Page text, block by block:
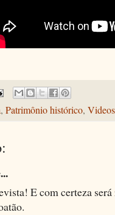
, Patrimônio histórico, Videos
E com certeza